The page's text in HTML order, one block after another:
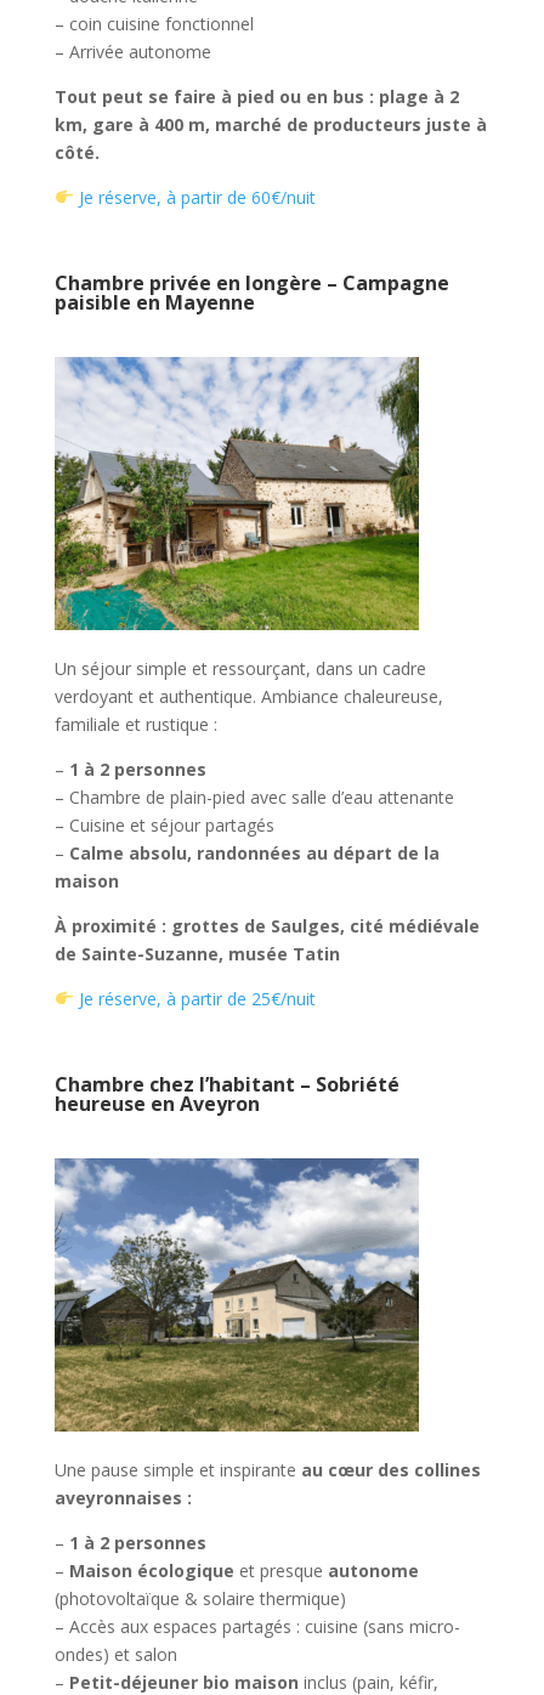
– coin cuisine fonctionnel
– Arrivée autonome
Tout peut se faire à pied ou en bus : plage à 2
km, gare à 400 m, marché de producteurs juste à
côté.
Je réserve, à partir de 60€/nuit
Chambre privée en longère – Campagne
paisible en Mayenne
Un séjour simple et ressourçant, dans un cadre
verdoyant et authentique. Ambiance chaleureuse,
familiale et rustique :
– 1 à 2 personnes
– Chambre de plain-pied avec salle d’eau attenante
– Cuisine et séjour partagés
– Calme absolu, randonnées au départ de la
maison
À proximité : grottes de Saulges, cité médiévale
de Sainte-Suzanne, musée Tatin
Je réserve, à partir de 25€/nuit
Chambre chez l’habitant – Sobriété
heureuse en Aveyron
Une pause simple et inspirante au cœur des collines
aveyronnaises :
– 1 à 2 personnes
– Maison écologique et presque autonome
(photovoltaïque & solaire thermique)
– Accès aux espaces partagés : cuisine (sans micro-
ondes) et salon
– Petit-déjeuner bio maison inclus (pain, kéfir,